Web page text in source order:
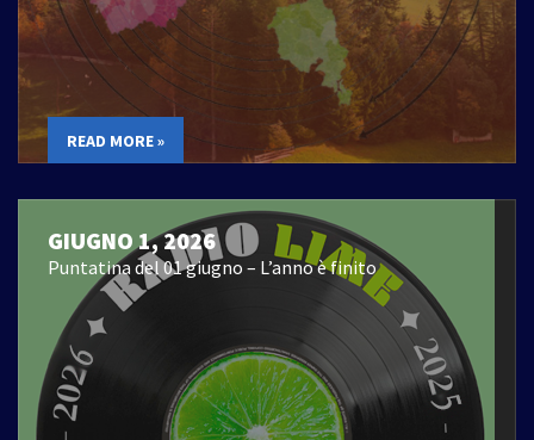
READ MORE »
GIUGNO 1, 2026
Puntatina del 01 giugno – L’anno è finito